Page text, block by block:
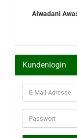
Aiwadani
Kundenlogin
E-
Mail-
Adresse
Passwort